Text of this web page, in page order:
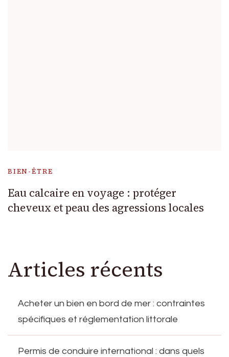
BIEN-ÊTRE
Eau calcaire en voyage : protéger
cheveux et peau des agressions locales
Articles récents
Acheter un bien en bord de mer : contraintes
spécifiques et réglementation littorale
Permis de conduire international : dans quels